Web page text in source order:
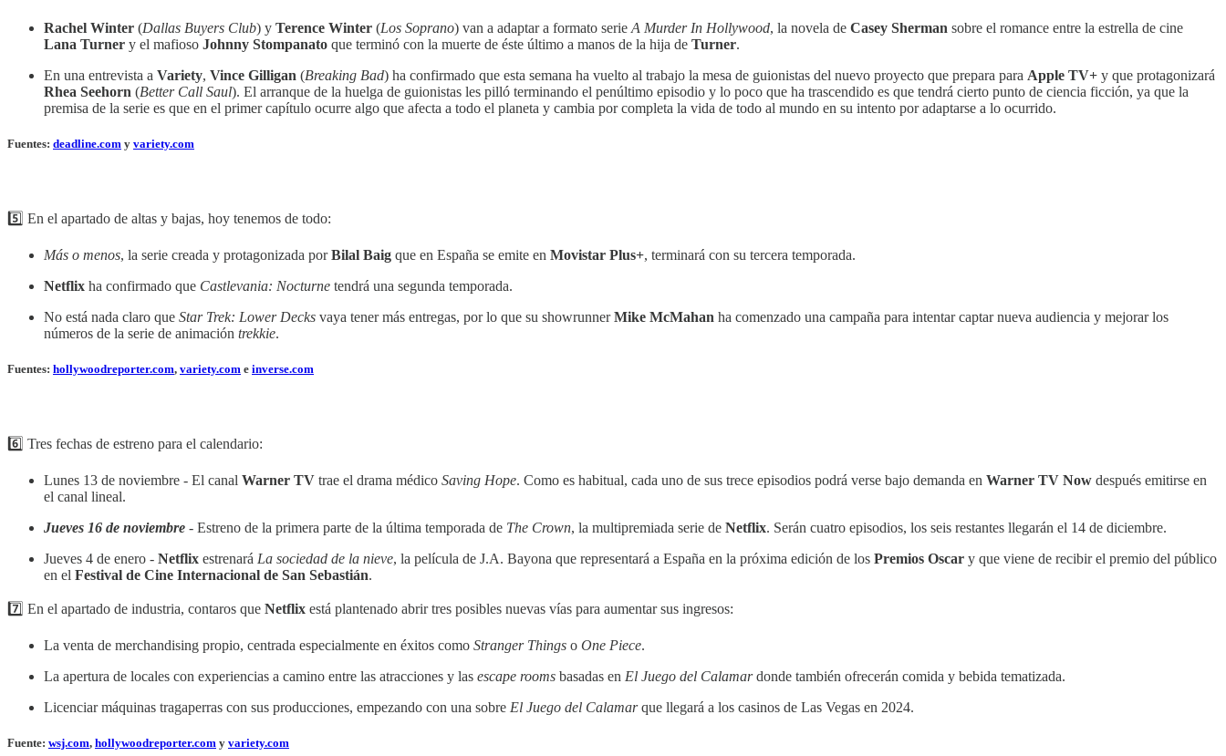
Rachel Winter (Dallas Buyers Club) y Terence Winter (Los Soprano) van a adaptar a formato serie A Murder In Hollywood, la novela de Casey Sherman sobre el romance entre la estrella de cine
Lana Turner y el mafioso Johnny Stompanato que terminó con la muerte de éste último a manos de la hija de Turner.
En una entrevista a Variety, Vince Gilligan (Breaking Bad) ha confirmado que esta semana ha vuelto al trabajo la mesa de guionistas del nuevo proyecto que prepara para Apple TV+ y que protagonizará
Rhea Seehorn (Better Call Saul). El arranque de la huelga de guionistas les pilló terminando el penúltimo episodio y lo poco que ha trascendido es que tendrá cierto punto de ciencia ficción, ya que la
premisa de la serie es que en el primer capítulo ocurre algo que afecta a todo el planeta y cambia por completa la vida de todo al mundo en su intento por adaptarse a lo ocurrido.
Fuentes: deadline.com y variety.com
5️⃣ En el apartado de altas y bajas, hoy tenemos de todo:
Más o menos, la serie creada y protagonizada porBilal Baig que en España se emite en Movistar Plus+, terminará con su tercera temporada.
Netflix ha confirmado que Castlevania: Nocturne tendrá una segunda temporada.
No está nada claro que Star Trek: Lower Decks vaya tener más entregas, por lo que su showrunnerMike McMahan ha comenzado una campaña para intentar captar nueva audiencia y mejorar los
números de la serie de animación trekkie.
Fuentes: hollywoodreporter.com, variety.com e inverse.com
6️⃣ Tres fechas de estreno para el calendario:
Lunes 13 de noviembre - El canal Warner TV trae el drama médico Saving Hope. Como es habitual, cada uno de sus trece episodios podrá verse bajo demanda en Warner TV Now después emitirse en
el canal lineal.
Jueves 16 de noviembre - Estreno de la primera parte de la última temporada de The Crown, la multipremiada serie de Netflix. Serán cuatro episodios, los seis restantes llegarán el 14 de diciembre.
Jueves 4 de enero - Netflix estrenará La sociedad de la nieve, la película de J.A. Bayona que representará a España en la próxima edición de los Premios Oscar y que viene de recibir el premio del público
en el Festival de Cine Internacional de San Sebastián. ‎‎‎
7️⃣ En el apartado de industria, contaros que Netflix está plantenado abrir tres posibles nuevas vías para aumentar sus ingresos:
La venta de merchandising propio, centrada especialmente en éxitos como Stranger Things o One Piece.
La apertura de locales con experiencias a camino entre las atracciones y las escape rooms basadas en El Juego del Calamardonde también ofrecerán comida y bebida tematizada.
Licenciar máquinas tragaperras con sus producciones, empezando con una sobre El Juego del Calamarque llegará a los casinos de Las Vegas en 2024.
Fuente: wsj.com, hollywoodreporter.com y variety.com